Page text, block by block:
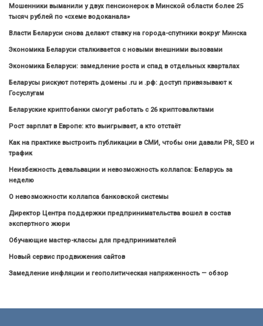
Мошенники выманили у двух пенсионерок в Минской области более 25
тысяч рублей по «схеме водоканала»
Власти Беларуси снова делают ставку на города-спутники вокруг Минска
Экономика Беларуси сталкивается с новыми внешними вызовами
Экономика Беларуси: замедление роста и спад в отдельных кварталах
Беларусы рискуют потерять домены .ru и .рф: доступ привязывают к
Госуслугам
Беларуские криптобанки смогут работать с 26 криптовалютами
Рост зарплат в Европе: кто выигрывает, а кто отстаёт
Как на практике выстроить публикации в СМИ, чтобы они давали PR, SEO и
трафик
Неизбежность девальвации и невозможность коллапса: Беларусь за
неделю
О невозможности коллапса банковской системы
Директор Центра поддержки предпринимательства вошел в состав
экспертного жюри
Обучающие мастер-классы для предпринимателей
Новый сервис продвижения сайтов
Замедление инфляции и геополитическая напряженность — обзор